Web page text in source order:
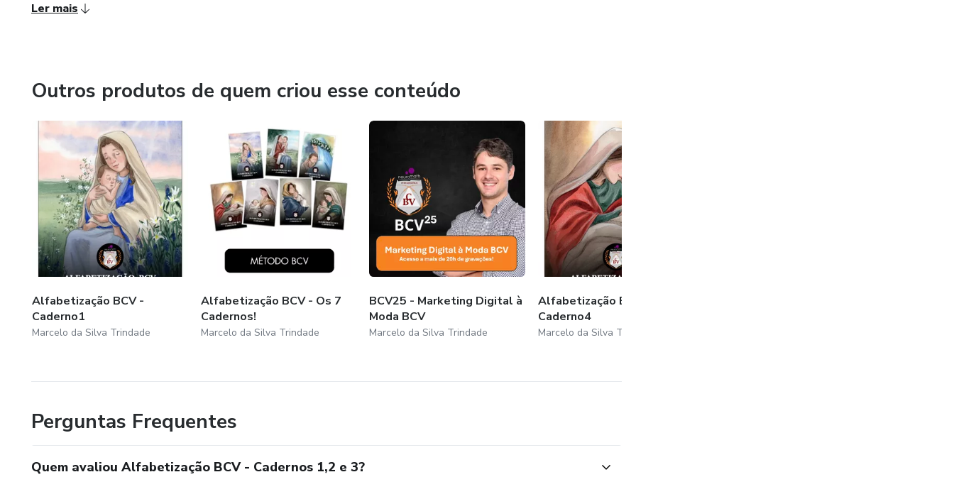
Ler mais
Outros produtos de quem criou esse conteúdo
Alfabetização BCV -
Caderno1
Marcelo da Silva Trindade
Alfabetização BCV - Os 7
Cadernos!
Marcelo da Silva Trindade
BCV25 - Marketing Digital à
Moda BCV
Marcelo da Silva Trindade
Alfabetização BCV -
Caderno4
Marcelo da Silva Trindade
Perguntas Frequentes
Quem avaliou Alfabetização BCV - Cadernos 1,2 e 3?